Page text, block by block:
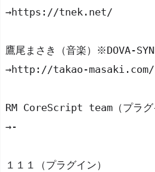
→https://tnek.net/
鷹尾まさき（音楽）※DOVA-
→http://takao-masaki.com/
RM CoreScript team（プラグ
→-
１１１（プラグイン）